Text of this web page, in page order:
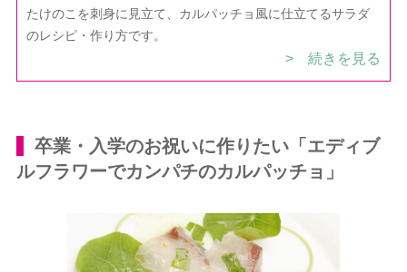
料理びより
たけのこを刺身に見立て、カルパッチョ風に仕立てるサラダ
のレシピ・作り方です。
> 続きを見る
卒業・入学のお祝いに作りたい「エディブ
ルフラワーでカンパチのカルパッチョ」